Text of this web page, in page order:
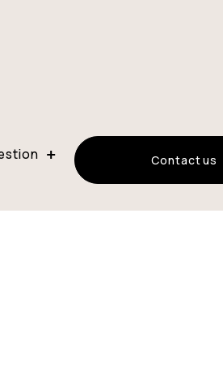
Contactus